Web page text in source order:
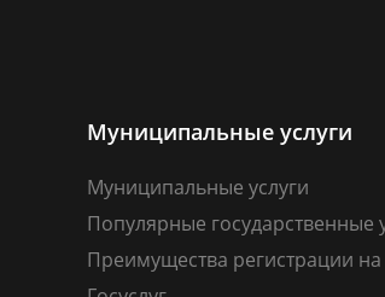
Муниципальные услуги
Муниципальные услуги
Популярные государственные
Преимущества регистрации